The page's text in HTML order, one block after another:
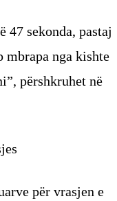
47 sekonda, pastaj
mbrapa nga kishte
përshkruhet në
për vrasjen e